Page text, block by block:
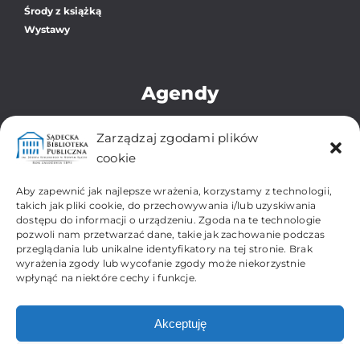
Zarządzaj zgodami plików
cookie
Aby zapewnić jak najlepsze wrażenia, korzystamy z technologii,
takich jak pliki cookie, do przechowywania i/lub uzyskiwania
dostępu do informacji o urządzeniu. Zgoda na te technologie
pozwoli nam przetwarzać dane, takie jak zachowanie podczas
przeglądania lub unikalne identyfikatory na tej stronie. Brak
wyrażenia zgody lub wycofanie zgody może niekorzystnie
wpłynąć na niektóre cechy i funkcje.
Akceptuję
Środy z książką
Wystawy
Agendy
Oddział dla Dzieci i Młodzieży
Zbiory Regionalne i Zabytkowe
Filia Os. Gorzków-Wojska Polskiego
Filia Os. Kochanowskiego
Filia Os. Millenium
Filia Os. Przydworcowe
Filia Os. Biegonice-Dąbrówka